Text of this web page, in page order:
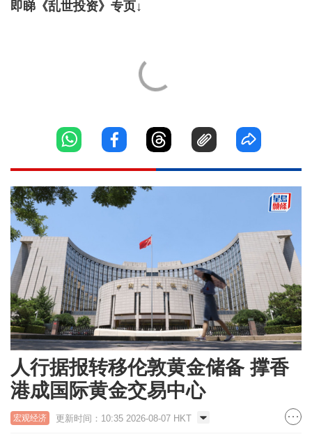
即睇《乱世投资》专页↓
人行据报转移伦敦黄金储备 撑香
港成国际黄金交易中心
宏观经济 更新时间：10:35 2026-08-07 HKT